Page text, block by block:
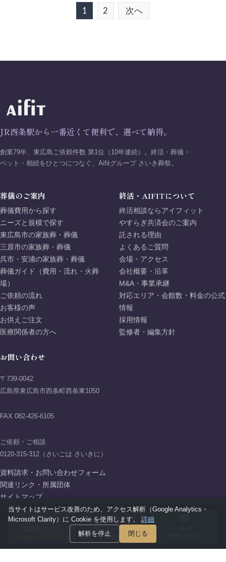
1 2 次へ
JR西条駅から一番近くて便利で、選べて納得。
創業79年、東広島ご依頼件数 第1位（10年連続）。終活・葬儀・
ペット・相続をひとつにつなぐ、Aifitグループ さいき葬祭。
葬儀のご案内
葬儀費用から探す
ニーズと規模で探す
東広島市の家族葬・葬儀
三原市の家族葬・葬儀
呉市・安浦の家族葬・葬儀
葬儀ガイド（費用・流れ・火葬
場）
ご依頼の流れ
お客様の声
お供えご注文
医療関係者の方へ
終活・AIFITについて
終活相談ならアイフィット
やすらぎ共済会のご案内
託される理由
よくあるご質問
会場・アクセス
会社概要・沿革
M&A・事業承継
対応エリア・会館数・料金の公式
情報
採用情報
監修者・編集方針
お問い合わせ
〒739-0042
広島県東広島市西条町西条東1050
FAX 082-426-6105
ご依頼・ご相談
0120-315-312（さいごは さいきに）
資料請求・お問い合わせフォーム
関連リンク・所属団体
サイトマップ
プライバシーポリシー
当サイトはサービス改善のため、アクセス解析（Google Analytics・
Microsoft Clarity）に Cookie を使用します。 詳細
解析を停止
閉じる